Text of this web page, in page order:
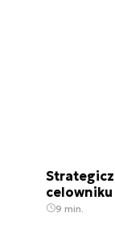
9 min.